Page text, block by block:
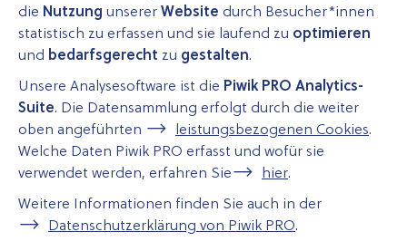
die Nutzung unsererWebsite durch Besucher*innen
statistisch zu erfassen und sie laufend zu optimieren
und bedarfsgerecht zu gestalten.
Unsere Analysesoftware ist die Piwik PRO Analytics-
Suite. Die Datensammlung erfolgt durch die weiter
oben angeführten
leistungs­bezogenen Cookies.
Welche Daten Piwik PRO erfasst und wofür sie
verwendet werden, erfahren Sie
hier.
Weitere Informationen finden Sie auch in der
Datenschutzerklärung von Piwik PRO.